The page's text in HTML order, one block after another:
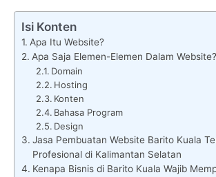
Isi Konten
Apa Itu Website?
Apa Saja Elemen-Elemen Dalam Website?
Domain
Hosting
Konten
Bahasa Program
Design
Jasa Pembuatan Website Barito Kuala
Profesional di Kalimantan Selatan
Kenapa Bisnis di Barito Kuala Wajib